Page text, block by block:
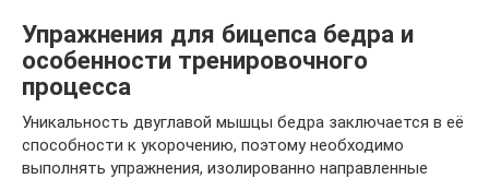
Упражнения для бицепса бедра и
особенности тренировочного
процесса
Уникальность двуглавой мышцы бедра заключается в её
способности к укорочению, поэтому необходимо
выполнять упражнения, изолированно направленные